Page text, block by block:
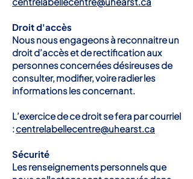
Droit d'accès
Nous nous engageons à reconnaitre un
droit d’accès et de rectification aux
personnes concernées désireuses de
consulter, modifier, voire radier les
informations les concernant.
L’exercice de ce droit se fera par courriel
:centrelabellecentre@uhearst.ca
Sécurité
Les renseignements personnels que